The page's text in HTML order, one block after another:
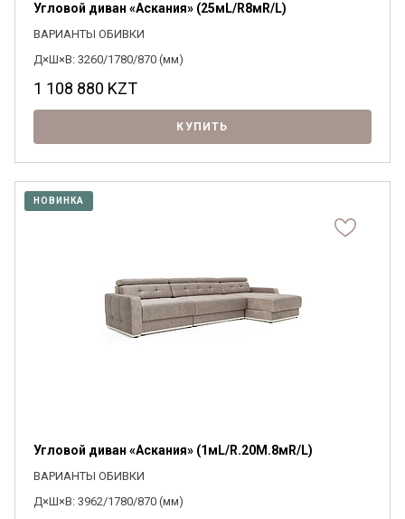
Угловой диван «Аскания» (25мL/R8мR/L)
ВАРИАНТЫ ОБИВКИ
Д×Ш×В: 3260/1780/870 (мм)
1 108 880 KZT
КУПИТЬ
НОВИНКА
Угловой диван «Аскания» (1мL/R.20M.8мR/L)
ВАРИАНТЫ ОБИВКИ
Д×Ш×В: 3962/1780/870 (мм)